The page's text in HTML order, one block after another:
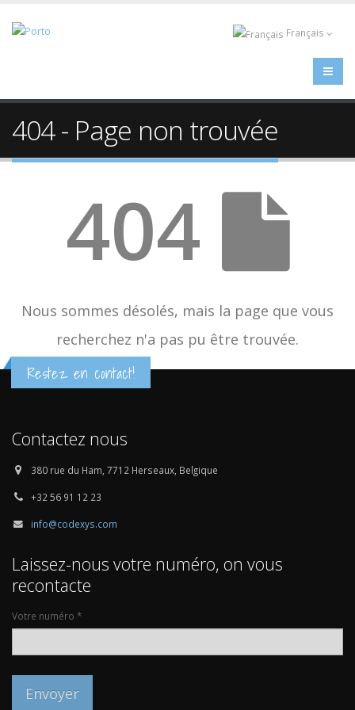
Français
404 - Page non trouvée
404
Nous sommes désolés, mais la page que vous
recherchez n'a pas pu être trouvée.
Restez en contact!
Contactez nous
380 rue du Ham, 7712 Herseaux, Belgique
+32 56 91 12 23
info@codexys.com
Laissez-nous votre numéro, on vous
recontacte
Votre numéro *